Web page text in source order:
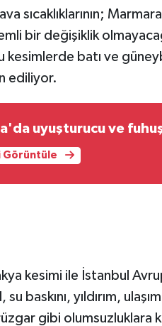
sıcaklıklarının;
bir değişiklik
batı ve
ediliyor.
uyuşturucu ve
Görüntüle
kesimi ile İstanbul
baskını, yıldırım,
gibi olumsuzluklara